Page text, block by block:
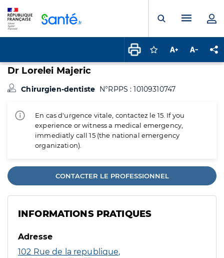
Ouvrir laMenu
Connectez-vous
Augmenter la
Dr Lorelei Majeric
Chirurgien-dentiste N°RPPS : 10109310747
En cas d'urgence vitale, contactez le 15. If you
experience or witness a medical emergency,
immediatly call 15 (the national emergency
organization).
CONTACTER LE PROFESSIONNEL
INFORMATIONS PRATIQUES
Adresse
102 Rue de la republique,